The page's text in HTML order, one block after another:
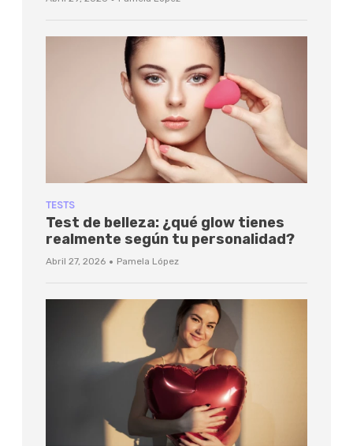
TESTS
Test de belleza: ¿qué glow tienes
realmente según tu personalidad?
Abril 27, 2026 · Pamela López